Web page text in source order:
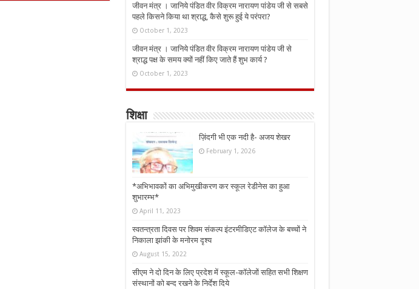
जीवन मंत्र । जानिये पंडित वीर विक्रम नारायण पांडेय जी से सबसे
पहले किसने किया था श्राद्ध, कैसे शुरू हुई ये परंपरा?
October 1, 2023
जीवन मंत्र । जानिये पंडित वीर विक्रम नारायण पांडेय जी से
श्राद्ध पक्ष के समय क्यों नहीं किए जाते हैं शुभ कार्य ?
October 1, 2023
शिक्षा
ज़िंदगी भी एक नदी है- अजय शेखर
February 1, 2026
*अभिभावकों का अभिमुखीकरण कर स्कूल रेडीनेस का हुआ
शुभारम्भ*
April 11, 2023
स्वतन्त्रता दिवस पर शिवम संकल्प इंटरमीडिएट कॉलेज के बच्चों ने
निकाला झांकी के मनोरम दृश्य
August 15, 2022
सीएम ने दो दिन के लिए प्रदेश में स्कूल-कॉलेजों सहित सभी शिक्षण
संस्थानों को बन्द रखने के निर्देश दिये